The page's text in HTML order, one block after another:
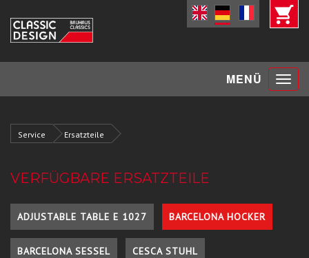
MENÜ Toggle
Service Ersatzteile
VERFÜGBARE ERSATZTEILE
ADJUSTABLE TABLE E 1027 BARCELONA HOCKER
BARCELONA SESSEL CESCA STUHL